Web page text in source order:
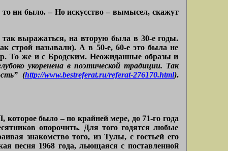
ни было. – Но искусство – вымысел, скажут
так выражаться, на вторую была в 30-е годы.
строй называли). А в 50-е, 60-е это была не
То же и с Бродским. Неожиданные образы и
укоренена в поэтической традиции. Так
(http://www.bestreferat.ru/referat-276170.html).
было – по крайней мере, до 71-го года
опорочить. Для того годятся любые
знакомство того, из Тулы, с гостьей его
песня 1968 года, льющаяся с поставленной